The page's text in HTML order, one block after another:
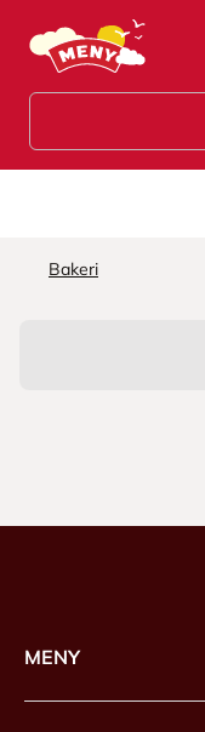
Hopp til hovedinnhold
Bakeri
MENY